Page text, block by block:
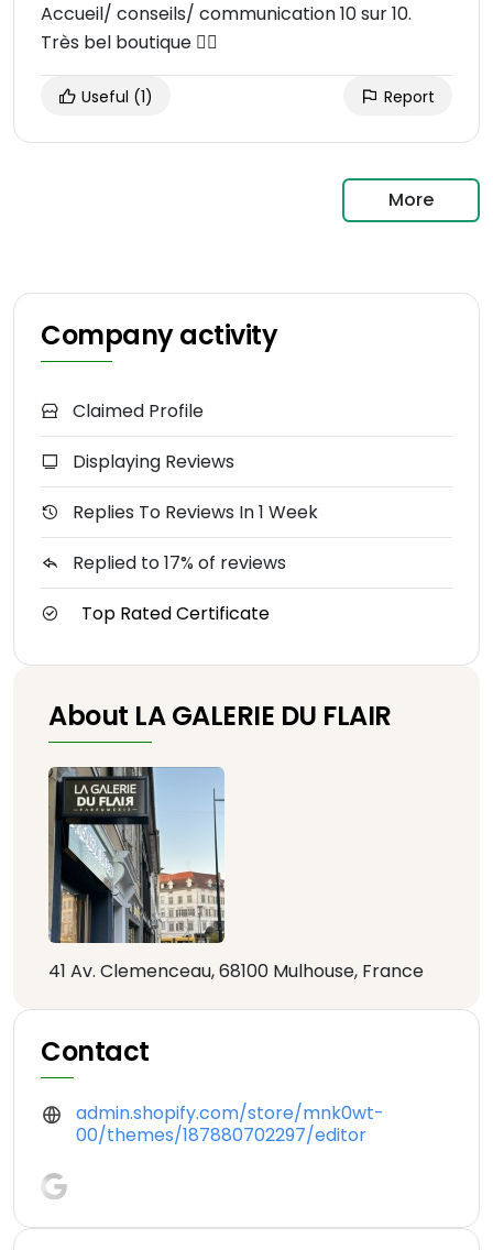
Accueil/ conseils/ communication 10 sur 10.
Très bel boutique 👌🏾
Useful (1) Report
More
Company activity
Claimed Profile
Displaying Reviews
Replies To Reviews In 1 Week
Replied to 17% of reviews
Top Rated Certificate
About LA GALERIE DU FLAIR
41 Av. Clemenceau, 68100 Mulhouse, France
Contact
admin.shopify.com/store/mnk0wt-
00/themes/187880702297/editor